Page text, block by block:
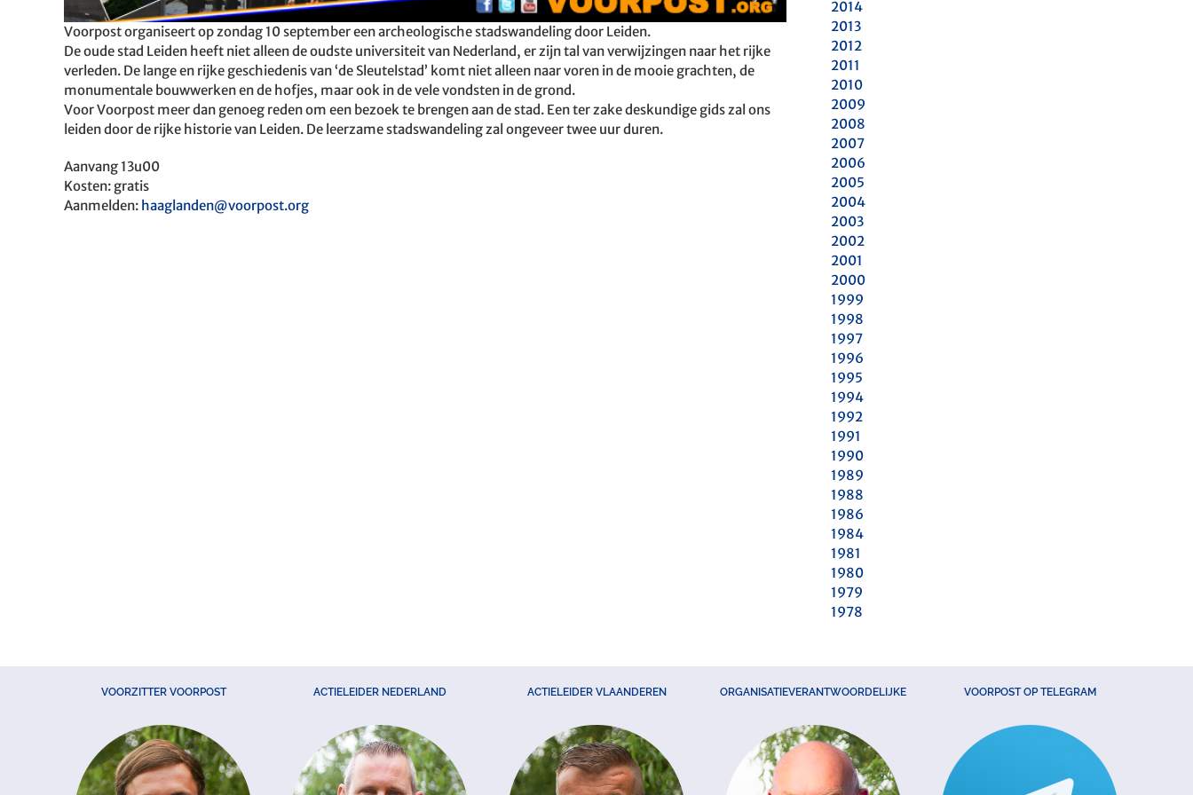
Voorpost organiseert op zondag 10 september een archeologische stadswandeling door Leiden.
De oude stad Leiden heeft niet alleen de oudste universiteit van Nederland, er zijn tal van verwijzingen naar het rijke
verleden. De lange en rijke geschiedenis van ‘de Sleutelstad’ komt niet alleen naar voren in de mooie grachten, de
monumentale bouwwerken en de hofjes, maar ook in de vele vondsten in de grond.
Voor Voorpost meer dan genoeg reden om een bezoek te brengen aan de stad. Een ter zake deskundige gids zal ons
leiden door de rijke historie van Leiden. De leerzame stadswandeling zal ongeveer twee uur duren.
Aanvang 13u00
Kosten: gratis
Aanmelden: haaglanden@voorpost.org
2014
2013
2012
2011
2010
2009
2008
2007
2006
2005
2004
2003
2002
2001
2000
1999
1998
1997
1996
1995
1994
1992
1991
1990
1989
1988
1986
1984
1981
1980
1979
1978
VOORZITTER VOORPOST ACTIELEIDER NEDERLAND ACTIELEIDER VLAANDEREN ORGANISATIEVERANTWOORDELIJKE VOORPOST OP TELEGRAM